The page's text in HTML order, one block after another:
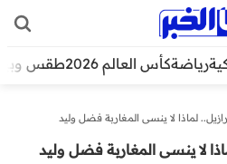
رياضةكأس العالم 2026 طقس
لماذا لا ينسى المغاربة فضل وليد
لا ينسى المغاربة فضل وليد